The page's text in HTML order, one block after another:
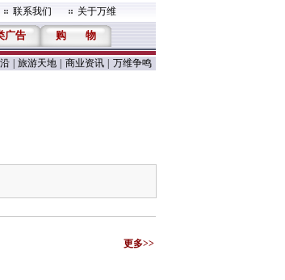
联系我们 关于万维
广告 购 物
旅游天地 商业资讯 万维争鸣
更多>>